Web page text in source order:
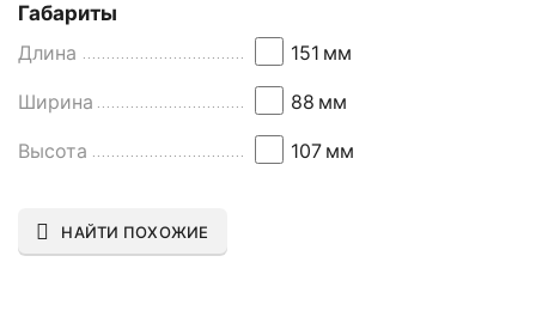
Габариты
Длина
151 мм
Ширина 88 мм
Высота 107 мм
НАЙТИ ПОХОЖИЕ